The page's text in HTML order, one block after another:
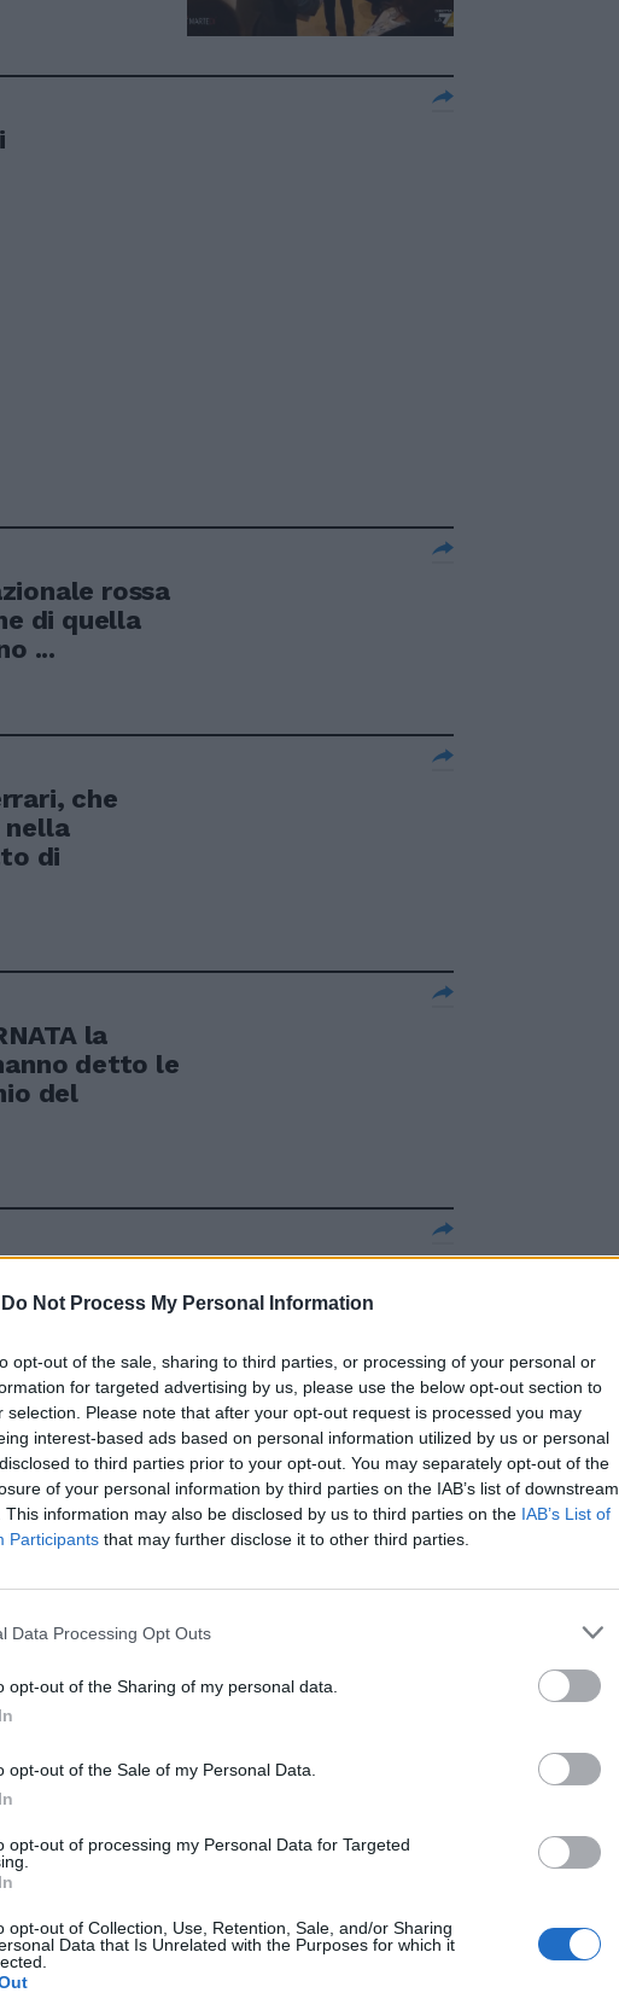
Do Not Process My Personal Information
opt-out of the sale, sharing to third parties, or processing of your personal or
for targeted advertising by us, please use the below opt-out section to
selection. Please note that after your opt-out request is processed you may
interest-based ads based on personal information utilized by us or personal
to third parties prior to your opt-out. You may separately opt-out of the
of your personal information by third parties on the IAB’s list of downstream
This information may also be disclosed by us to third parties on the IAB’s List of
Participants that may further disclose it to other third parties.
Data Processing Opt Outs
opt-out of the Sharing of my personal data.
opt-out of the Sale of my Personal Data.
opt-out of processing my Personal Data for Targeted
opt-out of Collection, Use, Retention, Sale, and/or Sharing
Data that Is Unrelated with the Purposes for which it
rossa
di quella
...
che
nella
di
la
detto le
del
gioca
sette
della
Montreal
qualifiche
non ha
...
le
una